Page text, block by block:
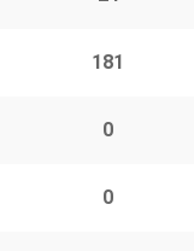
181
0
0